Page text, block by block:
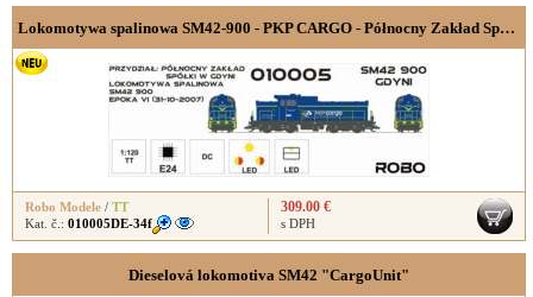
Lokomotywa spalinowa SM42-900 - PKP CARGO - Północny Zakład Spółki w Gdyni, wersja cyfrowa z dekoderem dźwięku,
Robo Modele / TT
Kat. č.: 010005DE-34f
309.00 €
s DPH
Dieselová lokomotiva SM42 "CargoUnit"